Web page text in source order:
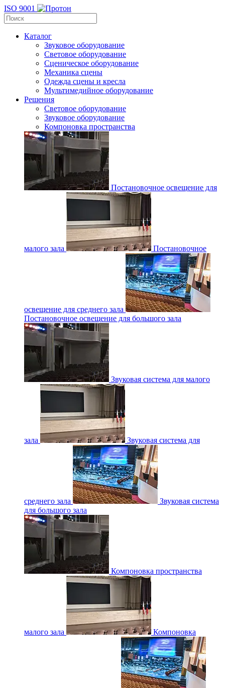
ISO 9001
Каталог
Звуковое оборудование
Световое оборудование
Сценическое оборудование
Механика сцены
Одежда сцены и кресла
Мультимедийное оборудование
Решения
Световое оборудование
Звуковое оборудование
Компоновка пространства
Постановочное освещение для
малого зала Постановочное
освещение для среднего зала
Постановочное освещение для большого зала
Звуковая система для малого
зала Звуковая система для
среднего зала
Звуковая система
для большого зала
Компоновка пространства
малого зала Компоновка